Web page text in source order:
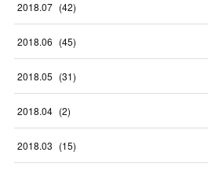
2018.07 (42)
2018.06 (45)
2018.05 (31)
2018.04 (2)
2018.03 (15)